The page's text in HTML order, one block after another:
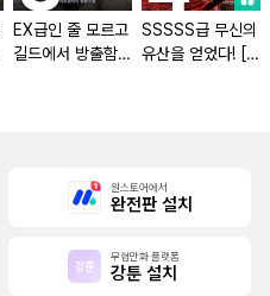
EX급인 줄 모르고
길드에서 방출함
SSSSS급 무신의
유산을 얻었다! [단
원스토어에서
완전판 설치
무협만화 플랫폼
강툰 설치